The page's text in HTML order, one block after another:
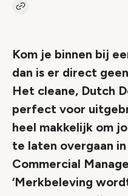
Kopieer link naar artikel
Kom je binnen bij
dan is er direct
Het cleane, Dutch
perfect voor
heel makkelijk om
te laten overgaan
Commercial
‘Merkbeleving